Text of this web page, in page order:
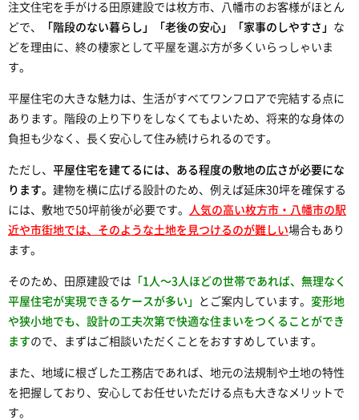
注文住宅を手がける田原建設では枚方市、八幡市のお客様がほとん
どで、
「階段のない暮らし」「老後の安心」「家事のしやすさ」 な
どを理由に、終の棲家として平屋を選ぶ方が多くいらっしゃいま
す。
平屋住宅の大きな魅力は、生活がすべてワンフロアで完結する点に
あります。階段の上り下りをしなくてもよいため、将来的な身体の
負担も少なく、長く安心して住み続けられるのです。
ただし、 平屋住宅を建てるには、ある程度の敷地の広さが必要にな
ります。 建物を横に広げる設計のため、例えば延床30坪を確保する
には、敷地で50坪前後が必要です。
人気の高い枚方市・八幡市の駅
近や市街地では、そのような土地を見つけるのが難しい場合もあり
ます。
そのため、田原建設では 「1人〜3人ほどの世帯であれば、無理なく
平屋住宅が実現できるケースが多い」
とご案内しています。 変形地
や狭小地でも、設計の工夫次第で快適な住まいをつくることができ
ますので、まずはご相談いただくことをおすすめしています。
また、地域に根ざした工務店であれば、地元の法規制や土地の特性
を把握しており、安心してお任せいただける点も大きなメリットで
す。